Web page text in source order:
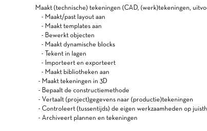
Maakt (technische) tekeningen (CAD, (werk)tekeningen,
- Maakt/past layout aan
- Maakt templates aan
- Bewerkt objecten
- Maakt dynamische blocks
- Tekent in lagen
- Importeert en exporteert
- Maakt bibliotheken aan
- Maakt tekeningen in 3D
- Bepaalt de constructiemethode
- Vertaalt (project)gegevens naar (productie)tekeningen
- Controleert (tussentijds) de eigen werkzaamheden op
- Archiveert plannen en tekeningen